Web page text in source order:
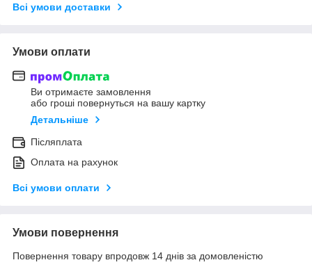
Всі умови доставки
Умови оплати
Ви отримаєте замовлення
або гроші повернуться на вашу картку
Детальніше
Післяплата
Оплата на рахунок
Всі умови оплати
Умови повернення
Повернення товару впродовж 14 днів за домовленістю